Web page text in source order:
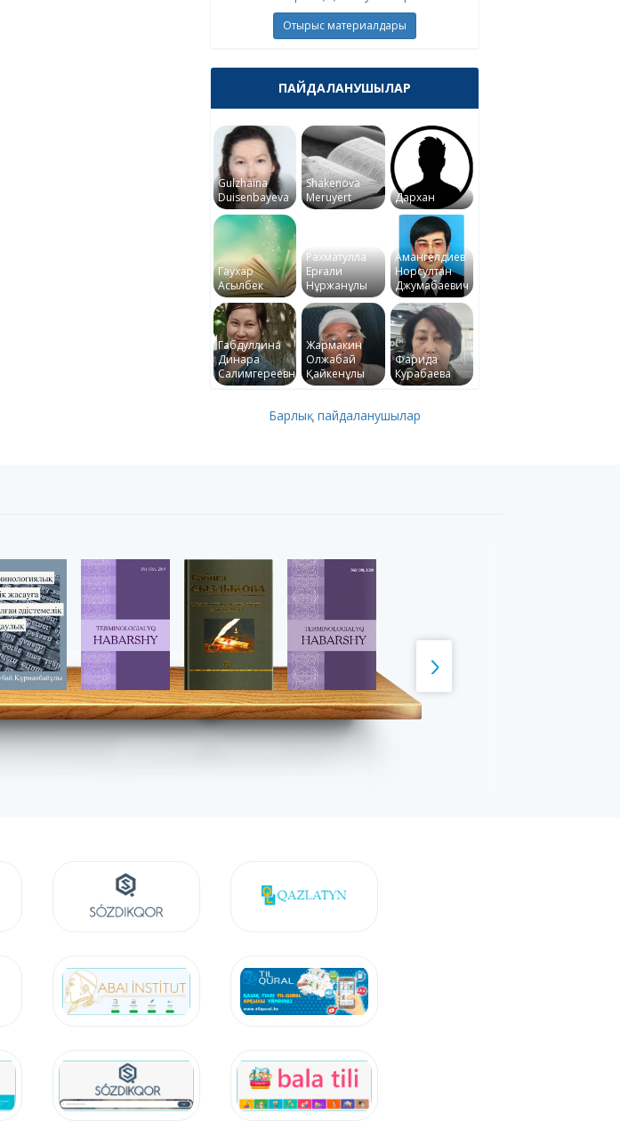
Отырыс материалдары
ПАЙДАЛАНУШЫЛАР
Gulzhaina
Duisenbayeva
Shakenova
Meruyert
Дархан
Гаухар
Асылбек
Рахматулла
Ерғали
Нұржанұлы
Амангелдиев
Норсултан
Джумабаевич
Габдуллина
Динара
Салимгереевна
Жармакин
Олжабай
Қайкенұлы
Фарида
Курабаева
Барлық пайдаланушылар